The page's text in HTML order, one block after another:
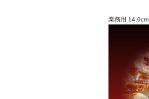
業務用